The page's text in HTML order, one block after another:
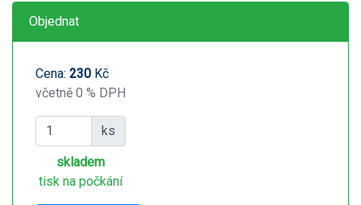
Objednat
Cena: 230 Kč
včetně 0 % DPH
ks
skladem
tisk na počkání